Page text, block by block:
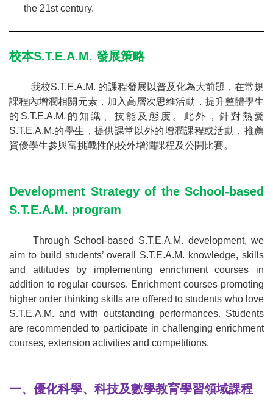
the 21st century.
校本S.T.E.A.M. 發展策略
我校S.T.E.A.M. 的課程發展以普及化為大前題，在常規
課程內增潤相關元素，加入高層次思維活動，提升整體學生
的 S.T.E.A.M. 的知識、技能及態度。此外，針對熱愛
S.T.E.A.M.的學生，提供課堂以外的增潤課程或活動，推薦
資優學生參與富挑戰性的校外增潤課程及公開比賽。
Development Strategy of the School-based
S.T.E.A.M. program
Through School-based S.T.E.A.M. development, we
aim to build students’ overall S.T.E.A.M. knowledge, skills
and attitudes by implementing enrichment courses in
addition to regular courses. Enrichment courses promoting
higher order thinking skills are offered to students who love
S.T.E.A.M. and with outstanding performances. Students
are recommended to participate in challenging enrichment
courses, extension activities and competitions.
一、優化科學、科技及數學教育學習領域課程